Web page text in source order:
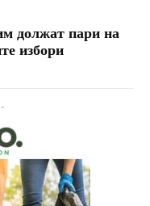
должат пари на
избори